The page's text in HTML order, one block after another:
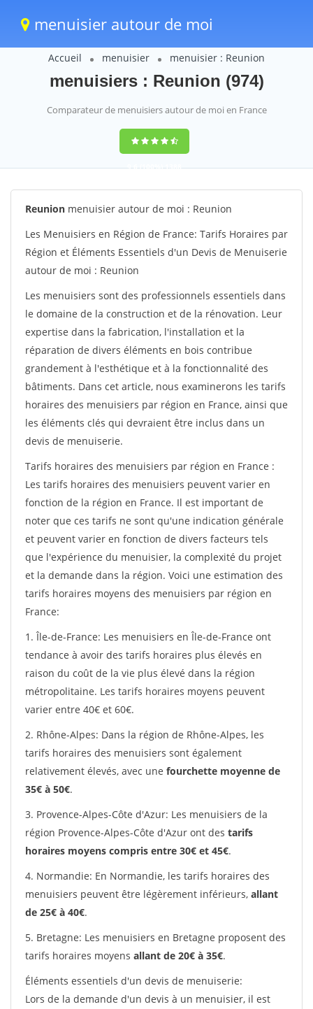
menuisier autour de moi
Accueil menuisier menuisier : Reunion
menuisiers : Reunion (974)
Comparateur de menuisiers autour de moi en France
9,6(100%)1388
votes
Reunion menuisier autour de moi : Reunion
Les Menuisiers en Région de France: Tarifs Horaires par
Région et Éléments Essentiels d'un Devis de Menuiserie
autour de moi : Reunion
Les menuisiers sont des professionnels essentiels dans
le domaine de la construction et de la rénovation. Leur
expertise dans la fabrication, l'installation et la
réparation de divers éléments en bois contribue
grandement à l'esthétique et à la fonctionnalité des
bâtiments. Dans cet article, nous examinerons les tarifs
horaires des menuisiers par région en France, ainsi que
les éléments clés qui devraient être inclus dans un
devis de menuiserie.
Tarifs horaires des menuisiers par région en France :
Les tarifs horaires des menuisiers peuvent varier en
fonction de la région en France. Il est important de
noter que ces tarifs ne sont qu'une indication générale
et peuvent varier en fonction de divers facteurs tels
que l'expérience du menuisier, la complexité du projet
et la demande dans la région. Voici une estimation des
tarifs horaires moyens des menuisiers par région en
France:
1. Île-de-France: Les menuisiers en Île-de-France ont
tendance à avoir des tarifs horaires plus élevés en
raison du coût de la vie plus élevé dans la région
métropolitaine. Les tarifs horaires moyens peuvent
varier entre 40€ et 60€.
2. Rhône-Alpes: Dans la région de Rhône-Alpes, les
tarifs horaires des menuisiers sont également
relativement élevés, avec une fourchette moyenne de
35€ à 50€.
3. Provence-Alpes-Côte d'Azur: Les menuisiers de la
région Provence-Alpes-Côte d'Azur ont des tarifs
horaires moyens compris entre 30€ et 45€.
4. Normandie: En Normandie, les tarifs horaires des
menuisiers peuvent être légèrement inférieurs, allant
de 25€ à 40€.
5. Bretagne: Les menuisiers en Bretagne proposent des
tarifs horaires moyens allant de 20€ à 35€.
Éléments essentiels d'un devis de menuiserie:
Lors de la demande d'un devis à un menuisier, il est